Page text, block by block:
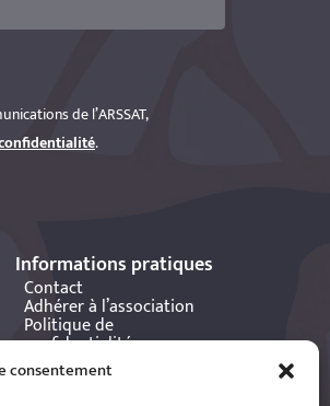
consentement
de l’ARSSAT,
.
Informations pratiques
Contact
Adhérer à l’association
Politique de
confidentialité
Politique de cookies
Mentions légales